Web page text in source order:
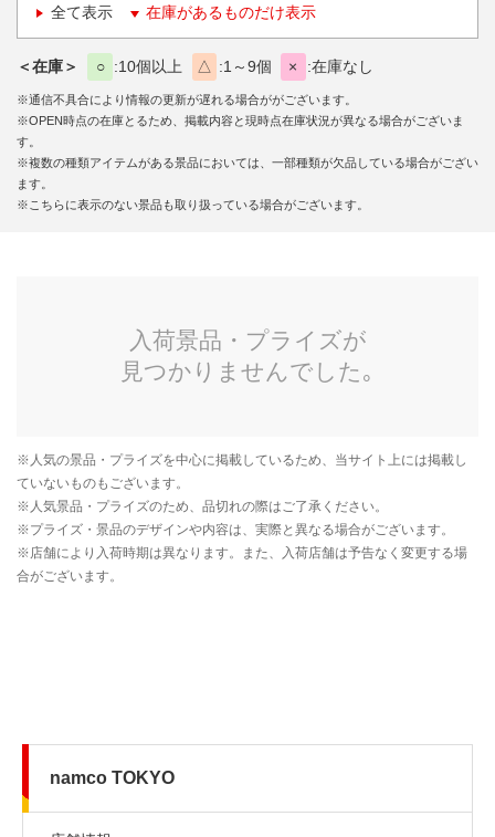
全て表示 在庫があるものだけ表示
＜在庫＞ ○ 10個以上 △ 1～9個 × 在庫なし
※通信不具合により情報の更新が遅れる場合ががございます。
※OPEN時点の在庫とるため、掲載内容と現時点在庫状況が異なる場合がございま
す。
※複数の種類アイテムがある景品においては、一部種類が欠品している場合がござい
ます。
※こちらに表示のない景品も取り扱っている場合がございます。
namco TOKYO